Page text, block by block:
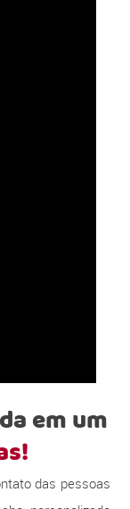
em um
das pessoas